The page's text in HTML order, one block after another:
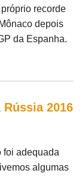
recorde
depois
da Espanha.
2016
foi adequada
algumas